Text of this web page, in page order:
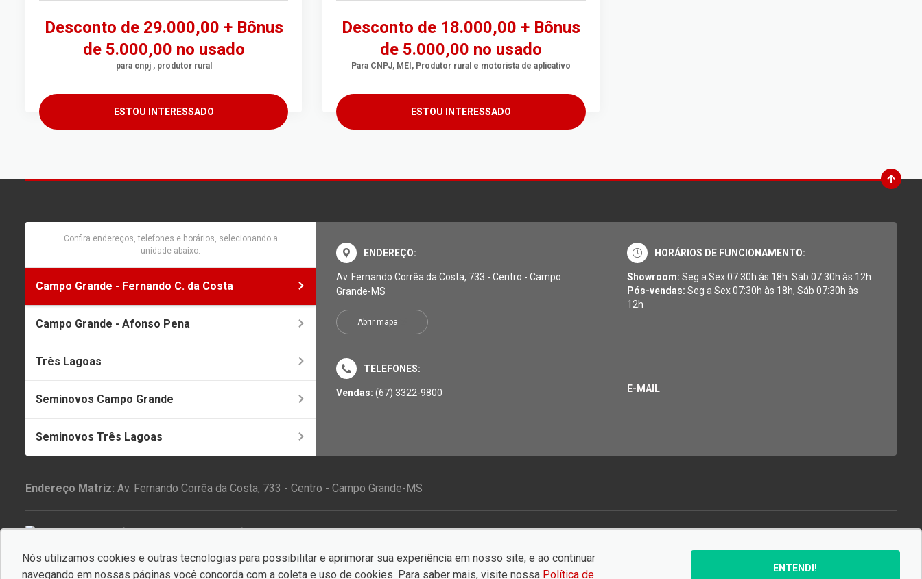
Desconto de 29.000,00 + Bônus
de 5.000,00 no usado
para cnpj , produtor rural
ESTOU INTERESSADO
Desconto de 18.000,00 + Bônus
de 5.000,00 no usado
Para CNPJ, MEI, Produtor rural e motorista de aplicativo
ESTOU INTERESSADO
Confira endereços, telefones e horários, selecionando a
unidade abaixo:
Campo Grande - Fernando C. da Costa
Campo Grande - Afonso Pena
Três Lagoas
Seminovos Campo Grande
Seminovos Três Lagoas
ENDEREÇO:
Av. Fernando Corrêa da Costa, 733 - Centro - Campo
Grande-MS
Abrir mapa
TELEFONES:
Vendas:(67) 3322-9800
HORÁRIOS DE FUNCIONAMENTO:
Showroom: Seg a Sex 07:30h às 18h. Sáb 07:30h às 12h
Pós-vendas: Seg a Sex 07:30h às 18h, Sáb 07:30h às
12h
E-MAIL
Endereço Matriz: Av. Fernando Corrêa da Costa, 733 - Centro - Campo Grande-MS
PAZ NO TRÂNSITO COMEÇA POR VOCÊ
© Copyright 2026- AutoForce - Todos os direitos reservados.
Confira a nossaPolítica de privacidade .
SIGA-NOS:
Nós utilizamos cookies e outras tecnologias para possibilitar e aprimorar sua experiência em nosso site, e ao continuar
navegando em nossas páginas você concorda com a coleta e uso de cookies. Para saber mais, visite nossa Política de ENTENDI!